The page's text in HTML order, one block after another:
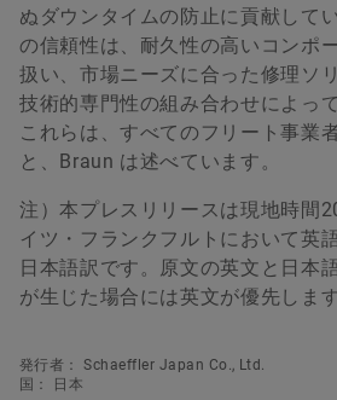
ぬダウンタイムの防止に貢献して
の信頼性は、耐久性の高いコンポ
扱い、市場ニーズに合った修理ソ
技術的専門性の組み合わせによっ
これらは、すべてのフリート事業
と、Braun は述べています。
注）本プレスリリースは現地時間
イツ・フランクフルトにおいて英
日本語訳です。原文の英文と日本
が生じた場合には英文が優先します
発行者： Schaeffler Japan Co., Ltd.
国： 日本